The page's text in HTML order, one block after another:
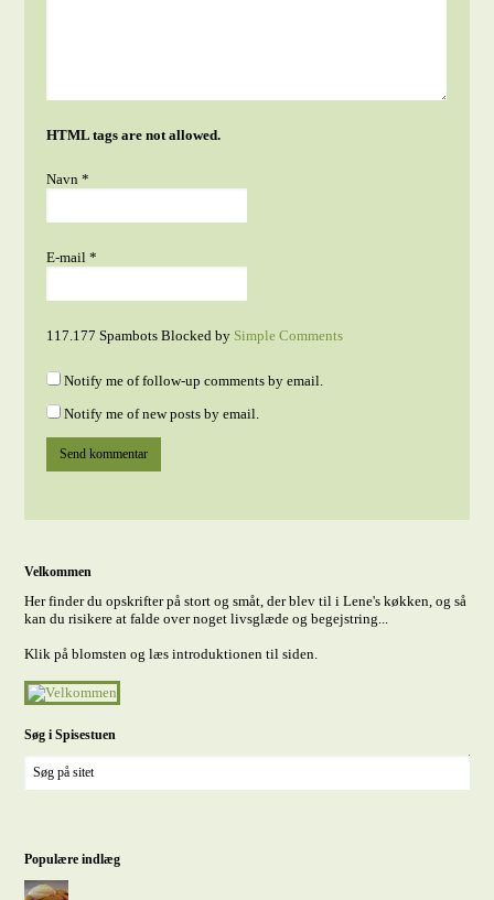
HTML tags are not allowed.
Navn*
E-mail*
117.177 Spambots Blocked by Simple Comments
Notify me of follow-up comments by email.
Notify me of new posts by email.
Velkommen
Her finder du opskrifter på stort og småt, der blev til i Lene's køkken, og så
kan du risikere at falde over noget livsglæde og begejstring...
Klik på blomsten og læs introduktionen til siden.
Søg i Spisestuen
Populære indlæg